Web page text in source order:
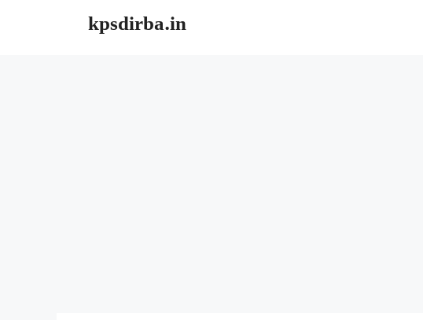
kpsdirba.in